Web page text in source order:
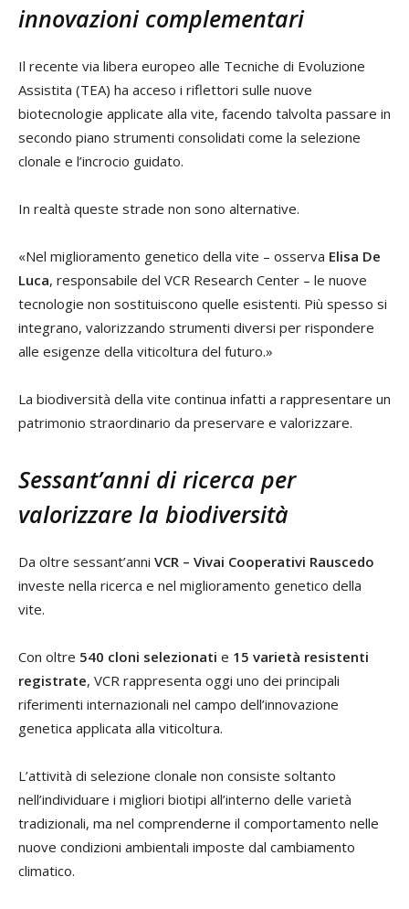
innovazioni complementari
Il recente via libera europeo alle Tecniche di Evoluzione
Assistita (TEA) ha acceso i riflettori sulle nuove
biotecnologie applicate alla vite, facendo talvolta passare in
secondo piano strumenti consolidati come la selezione
clonale e l’incrocio guidato.
In realtà queste strade non sono alternative.
«Nel miglioramento genetico della vite – osserva Elisa De
Luca, responsabile del VCR Research Center – le nuove
tecnologie non sostituiscono quelle esistenti. Più spesso si
integrano, valorizzando strumenti diversi per rispondere
alle esigenze della viticoltura del futuro.»
La biodiversità della vite continua infatti a rappresentare un
patrimonio straordinario da preservare e valorizzare.
Sessant’anni di ricerca per
valorizzare la biodiversità
Da oltre sessant’anni VCR – Vivai Cooperativi Rauscedo
investe nella ricerca e nel miglioramento genetico della
vite.
Con oltre 540 cloni selezionati e 15 varietà resistenti
registrate, VCR rappresenta oggi uno dei principali
riferimenti internazionali nel campo dell’innovazione
genetica applicata alla viticoltura.
L’attività di selezione clonale non consiste soltanto
nell’individuare i migliori biotipi all’interno delle varietà
tradizionali, ma nel comprenderne il comportamento nelle
nuove condizioni ambientali imposte dal cambiamento
climatico.